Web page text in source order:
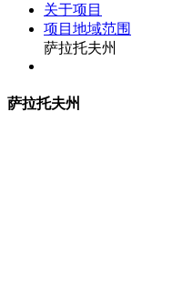
关于项目
项目地域范围
萨拉托夫州
萨拉托夫州